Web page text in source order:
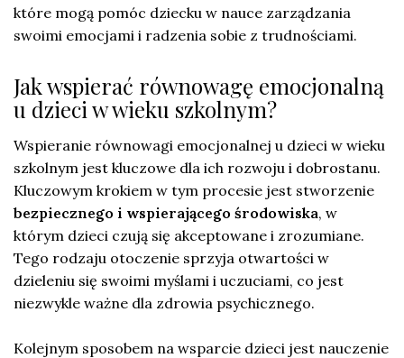
które mogą pomóc dziecku w nauce zarządzania
swoimi emocjami i radzenia sobie z trudnościami.
Jak wspierać równowagę emocjonalną
u dzieci w wieku szkolnym?
Wspieranie równowagi emocjonalnej u dzieci w wieku
szkolnym jest kluczowe dla ich rozwoju i dobrostanu.
Kluczowym krokiem w tym procesie jest stworzenie
bezpiecznego i wspierającego środowiska, w
którym dzieci czują się akceptowane i zrozumiane.
Tego rodzaju otoczenie sprzyja otwartości w
dzieleniu się swoimi myślami i uczuciami, co jest
niezwykle ważne dla zdrowia psychicznego.
Kolejnym sposobem na wsparcie dzieci jest nauczenie